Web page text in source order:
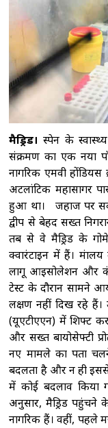
का
प्रदेश:
युवकों की
अगले कुछ
पहुंचने
मानसून
संभावना
मैड्रिड।स्पेन के
संक्रमण का एक नया
नागरिक एमवी
अटलांटिक महासागर
हुआ था। जहाज पर
द्वीप से बेहद सख्त
तब से वे मैड्रिड के
क्वारंटाइन में हैं।
लागू आइसोलेशन और
टेस्ट के दौरान सामने
लक्षण नहीं दिख रहे
(यूएटीएएन) में शिफ्ट
और सख्त बायोसेफ्टी
नए मामले का पता
बदलता है और न ही इससे
में कोई बदलाव किया
अनुसार, मैड्रिड पहुंचने
नागरिक हैं। वहीं, पहले